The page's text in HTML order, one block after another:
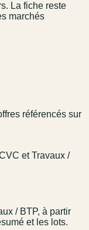
La fiche reste
marchés
référencés sur
et Travaux /
/ BTP, à partir
et les lots.